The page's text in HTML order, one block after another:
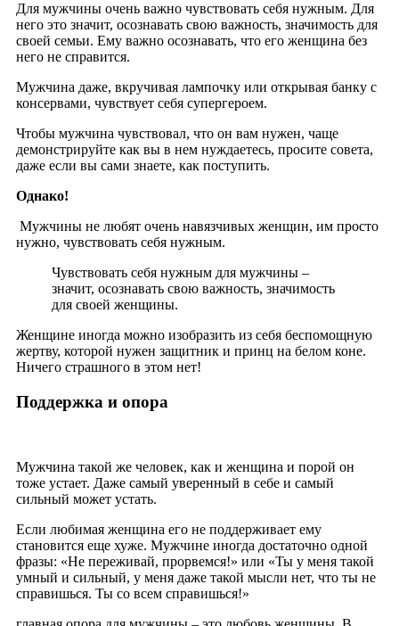
Для мужчины очень важно чувствовать себя нужным. Для
него это значит, осознавать свою важность, значимость для
своей семьи. Ему важно осознавать, что его женщина без
него не справится.
Мужчина даже, вкручивая лампочку или открывая банку с
консервами, чувствует себя супергероем.
Чтобы мужчина чувствовал, что он вам нужен, чаще
демонстрируйте как вы в нем нуждаетесь, просите совета,
даже если вы сами знаете, как поступить.
Однако!
Мужчины не любят очень навязчивых женщин, им просто
нужно, чувствовать себя нужным.
Чувствовать себя нужным для мужчины –
значит, осознавать свою важность, значимость
для своей женщины.
Женщине иногда можно изобразить из себя беспомощную
жертву, которой нужен защитник и принц на белом коне.
Ничего страшного в этом нет!
Поддержка и опора
Мужчина такой же человек, как и женщина и порой он
тоже устает. Даже самый уверенный в себе и самый
сильный может устать.
Если любимая женщина его не поддерживает ему
становится еще хуже. Мужчине иногда достаточно одной
фразы: «Не переживай, прорвемся!» или «Ты у меня такой
умный и сильный, у меня даже такой мысли нет, что ты не
справишься. Ты со всем справишься!»